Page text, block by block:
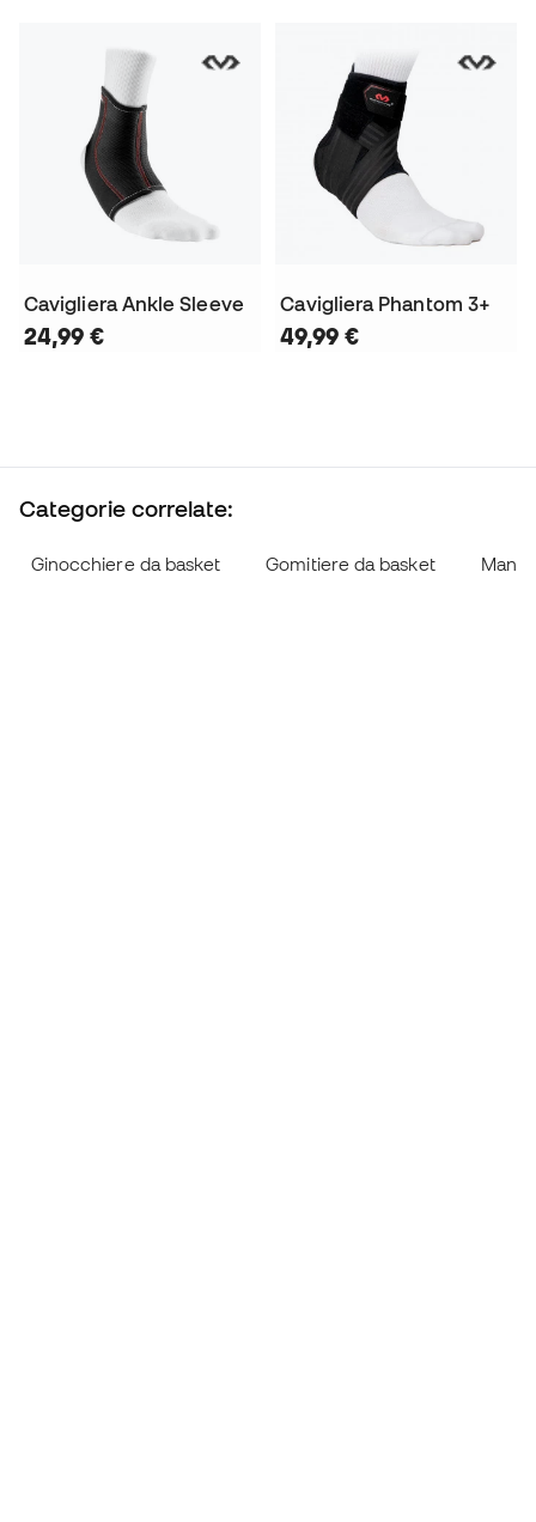
Cavigliera Ankle Sleeve
24,99 €
Cavigliera Phantom 3+
49,99 €
Categorie correlate:
Ginocchiere da basket Gomitiere da basket